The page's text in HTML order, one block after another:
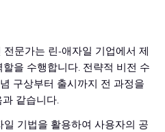
문가는 린-애자일 기업에서 제
을 수행합니다. 전략적 비전 수
구상부터 출시까지 전 과정을
같습니다.
일 기법을 활용하여 사용자의 공